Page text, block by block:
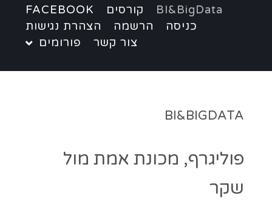
BI&BigData קורסים
FACEBOOK
כניסה
הרשמה
הצהרת נגישות
צור קשר
פורומים
BI&BIGDATA
פוליגרף, מכונת אמת מול
שקר